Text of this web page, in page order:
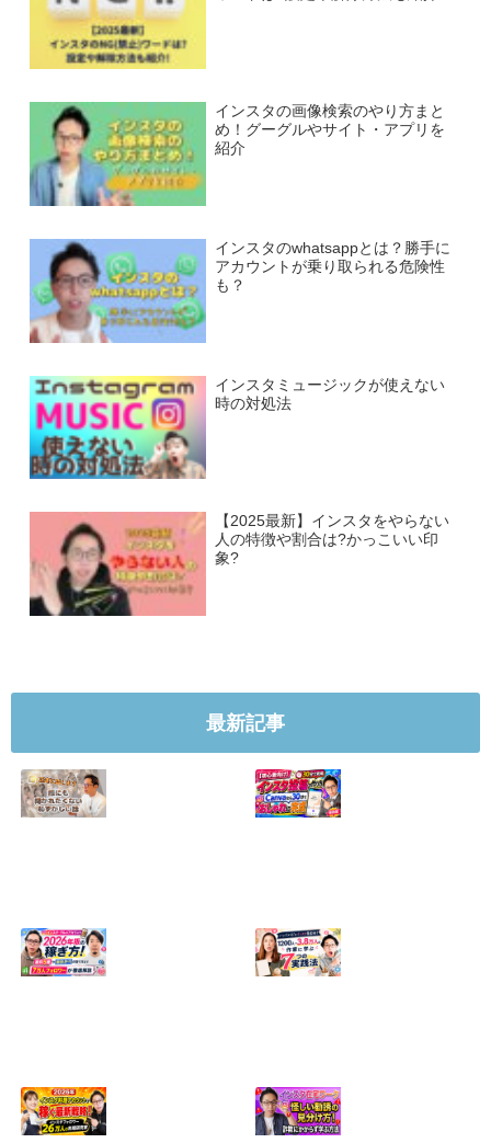
インスタの画像検索のやり方まと
め！グーグルやサイト・アプリを
紹介
インスタのwhatsappとは？勝手に
アカウントが乗り取られる危険性
も？
インスタミュージックが使えない
時の対処法
【2025最新】インスタをやらない
人の特徴や割合は?かっこいい印
象?
最新記事
たくなかった、僕
のいちばん恥ずか
しい話
方！Canvaなら30
分でおしゃれに完
成
版の稼ぎ方！案件
5種や撮影許可の
取り方まで7万人
1200人→3.8万人
の作家に学ぶ7つ
の実践法